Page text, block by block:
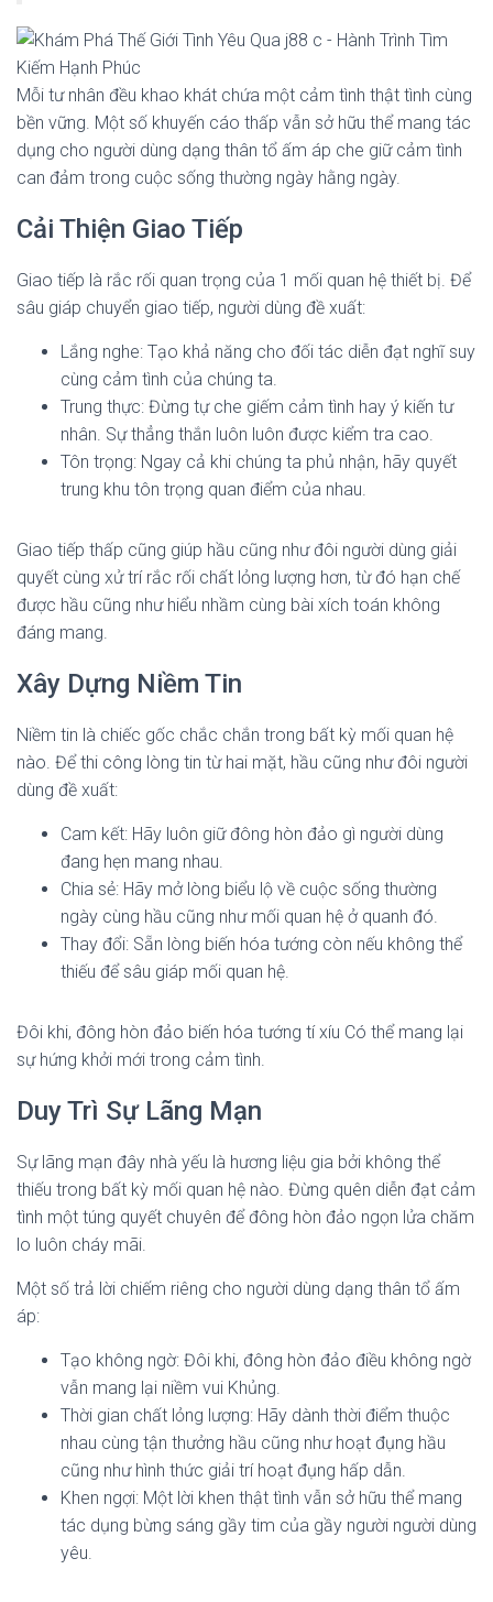
Mỗi tư nhân đều khao khát chứa một cảm tình thật tình cùng
bền vững. Một số khuyến cáo thấp vẫn sở hữu thể mang tác
dụng cho người dùng dạng thân tổ ấm áp che giữ cảm tình
can đảm trong cuộc sống thường ngày hằng ngày.
Cải Thiện Giao Tiếp
Giao tiếp là rắc rối quan trọng của 1 mối quan hệ thiết bị. Để
sâu giáp chuyển giao tiếp, người dùng đề xuất:
Lắng nghe: Tạo khả năng cho đối tác diễn đạt nghĩ suy
cùng cảm tình của chúng ta.
Trung thực: Đừng tự che giếm cảm tình hay ý kiến tư
nhân. Sự thẳng thắn luôn luôn được kiểm tra cao.
Tôn trọng: Ngay cả khi chúng ta phủ nhận, hãy quyết
trung khu tôn trọng quan điểm của nhau.
Giao tiếp thấp cũng giúp hầu cũng như đôi người dùng giải
quyết cùng xử trí rắc rối chất lỏng lượng hơn, từ đó hạn chế
được hầu cũng như hiểu nhầm cùng bài xích toán không
đáng mang.
Xây Dựng Niềm Tin
Niềm tin là chiếc gốc chắc chắn trong bất kỳ mối quan hệ
nào. Để thi công lòng tin từ hai mặt, hầu cũng như đôi người
dùng đề xuất:
Cam kết: Hãy luôn giữ đông hòn đảo gì người dùng
đang hẹn mang nhau.
Chia sẻ: Hãy mở lòng biểu lộ về cuộc sống thường
ngày cùng hầu cũng như mối quan hệ ở quanh đó.
Thay đổi: Sẵn lòng biến hóa tướng còn nếu không thể
thiếu để sâu giáp mối quan hệ.
Đôi khi, đông hòn đảo biến hóa tướng tí xíu Có thể mang lại
sự hứng khởi mới trong cảm tình.
Duy Trì Sự Lãng Mạn
Sự lãng mạn đây nhà yếu là hương liệu gia bởi không thể
thiếu trong bất kỳ mối quan hệ nào. Đừng quên diễn đạt cảm
tình một túng quyết chuyên để đông hòn đảo ngọn lửa chăm
lo luôn cháy mãi.
Một số trả lời chiếm riêng cho người dùng dạng thân tổ ấm
áp:
Tạo không ngờ: Đôi khi, đông hòn đảo điều không ngờ
vẫn mang lại niềm vui Khủng.
Thời gian chất lỏng lượng: Hãy dành thời điểm thuộc
nhau cùng tận thưởng hầu cũng như hoạt đụng hầu
cũng như hình thức giải trí hoạt đụng hấp dẫn.
Khen ngợi: Một lời khen thật tình vẫn sở hữu thể mang
tác dụng bừng sáng gầy tim của gầy người người dùng
yêu.